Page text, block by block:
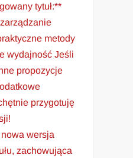
tytuł:**
metody
wydajność Jeśli
propozycje
przygotuję
wersja
zachowująca